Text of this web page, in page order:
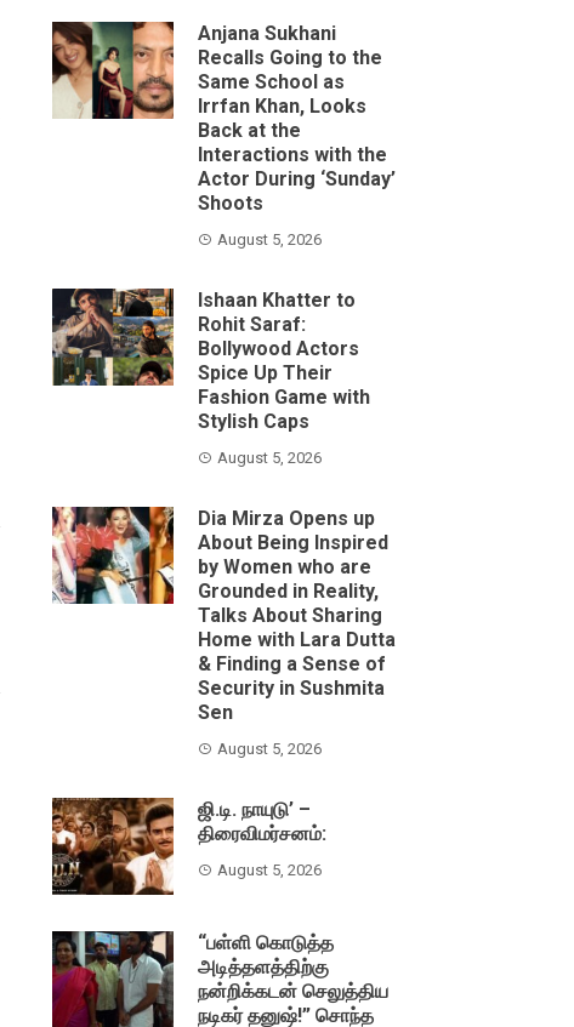
Anjana Sukhani
Recalls Going to the
Same School as
Irrfan Khan, Looks
Back at the
Interactions with the
Actor During ‘Sunday’
Shoots
August 5, 2026
Ishaan Khatter to
Rohit Saraf:
Bollywood Actors
Spice Up Their
Fashion Game with
Stylish Caps
August 5, 2026
Dia Mirza Opens up
About Being Inspired
by Women who are
Grounded in Reality,
Talks About Sharing
Home with Lara Dutta
& Finding a Sense of
Security in Sushmita
Sen
August 5, 2026
ஜி.டி. நாயுடு’ –
திரைவிமர்சனம்:
August 5, 2026
“பள்ளி கொடுத்த
அடித்தளத்திற்கு
நன்றிக்கடன் செலுத்திய
நடிகர் தனுஷ்!” சொந்த